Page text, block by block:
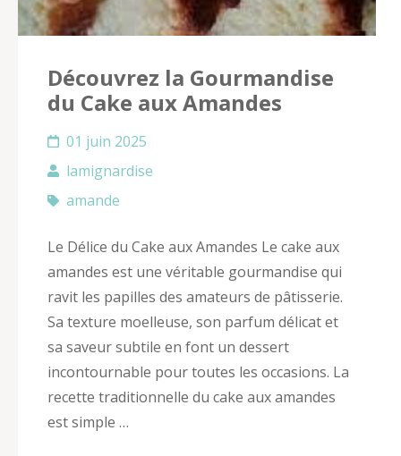
Découvrez la Gourmandise
du Cake aux Amandes
01 juin 2025
lamignardise
amande
Le Délice du Cake aux Amandes Le cake aux
amandes est une véritable gourmandise qui
ravit les papilles des amateurs de pâtisserie.
Sa texture moelleuse, son parfum délicat et
sa saveur subtile en font un dessert
incontournable pour toutes les occasions. La
recette traditionnelle du cake aux amandes
est simple …